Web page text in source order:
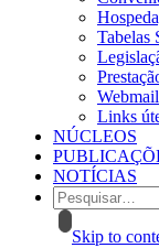
Tabelas
Webmail
Links
NÚCLEOS
NOTÍCIAS
Skip to